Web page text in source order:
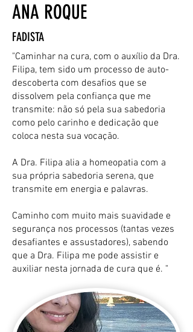
ANA ROQUE
FADISTA
"Caminhar na cura, com o auxílio da Dra.
Filipa, tem sido um processo de auto-
descoberta com desafios que se
dissolvem pela confiança que me
transmite: não só pela sua sabedoria
como pelo carinho e dedicação que
coloca nesta sua vocação.
A Dra. Filipa alia a homeopatia com a
sua própria sabedoria serena, que
transmite em energia e palavras.
Caminho com muito mais suavidade e
segurança nos processos (tantas vezes
desafiantes e assustadores), sabendo
que a Dra. Filipa me pode assistir e
auxiliar nesta jornada de cura que é. "